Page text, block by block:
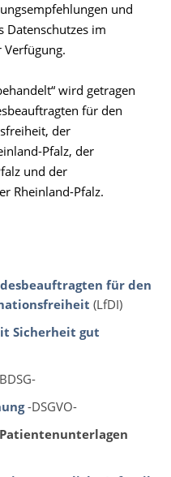
und
Datenschutzes im
Verfügung.
wird getragen
für den
der
Pfalz, der
und der
Rheinland-Pfalz.
für den
(LfDI)
Sicherheit gut
-DSGVO-